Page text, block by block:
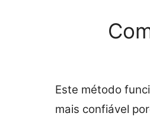
Este método
mais confiável